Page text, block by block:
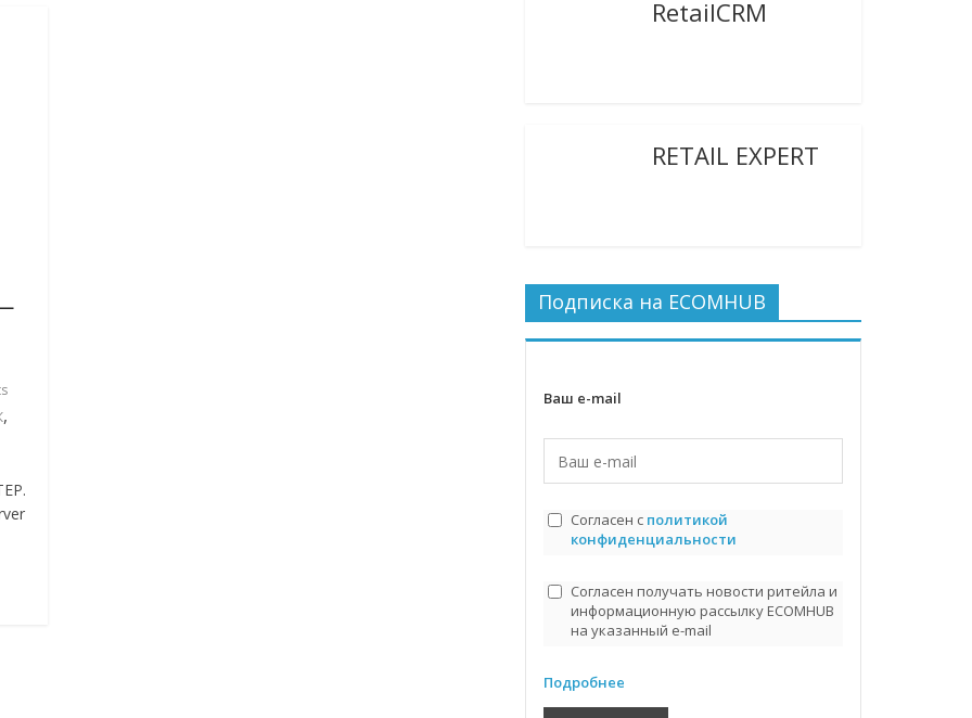
,
RetailCRM
RETAIL EXPERT
Подписка на ECOMHUB
Ваш e-mail
Согласен с политикой
конфиденциальности
Согласен получать новости ритейла и
информационную рассылку ECOMHUB
на указанный e-mail
Подробнее